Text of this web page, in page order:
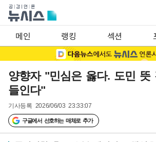
메인 랭킹 섹션
양향자 "민심은 옳다. 도민 뜻
들인다"
기사등록 2026/06/03 23:33:07
구글에서 선호하는 매체로 추가